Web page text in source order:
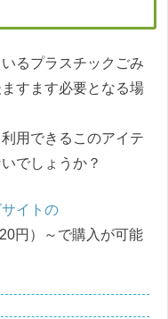
るプラスチックごみ
すます必要となる場
用できるこのアイテ
でしょうか？
イトの
円）～で購入が可能